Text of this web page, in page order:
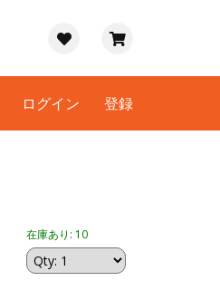
ログイン 登録
在庫あり: 10